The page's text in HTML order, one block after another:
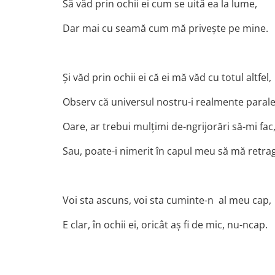
Să văd prin ochii ei cum se uită ea la lume,
Dar mai cu seamă cum mă priveşte pe mine.
Şi văd prin ochii ei că ei mă văd cu totul altfel,
Observ că universul nostru-i realmente
Oare, ar trebui mulţimi de-ngrijorări să-mi fac,
Sau, poate-i nimerit în capul meu să mă
Voi sta ascuns, voi sta cuminte-n al meu cap,
E clar, în ochii ei, oricât aş fi de mic, nu-ncap.